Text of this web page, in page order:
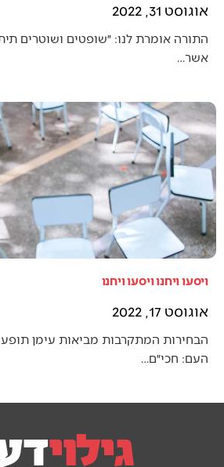
אוגוסט 31, 2022
התורה אומרת לנו: ״שופטים ושוטרים
אשר…
ויסעו ויחנו ויסעו ויחנו
אוגוסט 17, 2022
הבחירות המתקרבות מביאות עימן
העם: חכי״ם…